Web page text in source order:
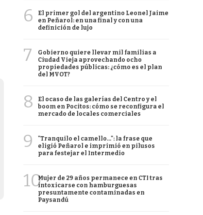
6
El primer gol del argentino Leonel Jaime
en Peñarol: en una final y con una
definición de lujo
7
Gobierno quiere llevar mil familias a
Ciudad Vieja aprovechando ocho
propiedades públicas: ¿cómo es el plan
del MVOT?
8
El ocaso de las galerías del Centro y el
boom en Pocitos: cómo se reconfigura el
mercado de locales comerciales
9
"Tranquilo el camello...": la frase que
eligió Peñarol e imprimió en pilusos
para festejar el Intermedio
10Mujer de 29 años permanece en CTI tras
intoxicarse con hamburguesas
presuntamente contaminadas en
Paysandú